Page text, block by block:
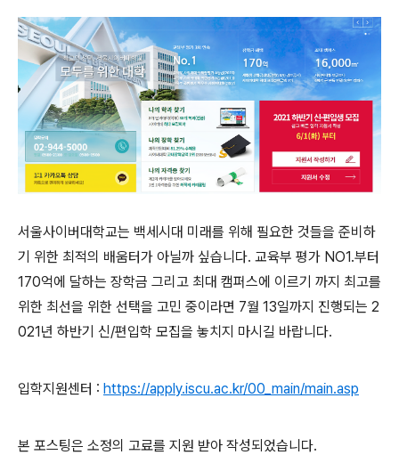
서울사이버대학교는 백세시대 미래를 위해 필요한 것들을 준비하
기 위한 최적의 배움터가 아닐까 싶습니다. 교육부 평가 NO1.부터
170억에 달하는 장학금 그리고 최대 캠퍼스에 이르기 까지 최고를
위한 최선을 위한 선택을 고민 중이라면 7월 13일까지 진행되는 2
021년 하반기 신/편입학 모집을 놓치지 마시길 바랍니다.
입학지원센터 : https://apply.iscu.ac.kr/00_main/main.asp
본 포스팅은 소정의 고료를 지원 받아 작성되었습니다.